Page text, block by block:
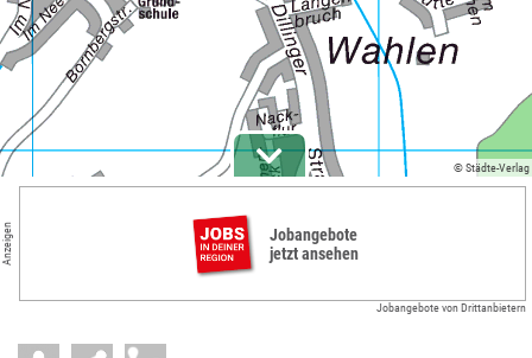
© Städte-Verlag
Anzeigen
Jobangebote
jetzt ansehen
Jobangebote von Drittanbietern